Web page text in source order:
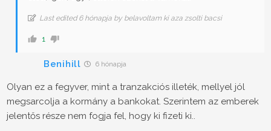
Last edited 6 hónapja by belavoltam ki aza zsolti bacsi
1
Benihill 6 hónapja
Olyan ez a fegyver, mint a tranzakciós illeték, mellyel jól
megsarcolja a kormány a bankokat. Szerintem az emberek
jelentős része nem fogja fel, hogy ki fizeti ki..